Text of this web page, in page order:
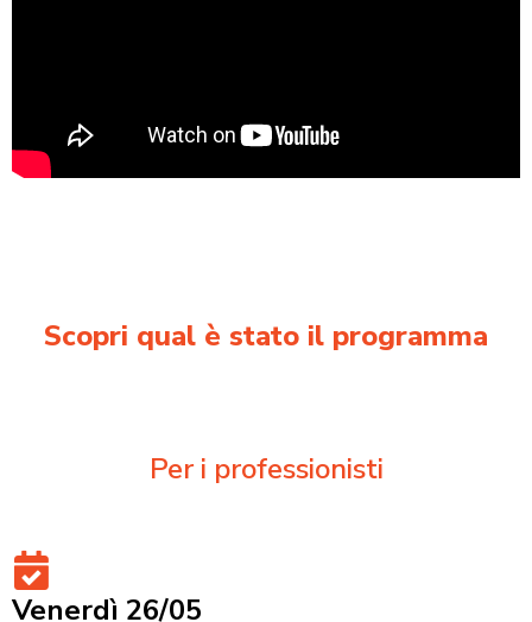
Scopri qual è stato il programma
Per i professionisti
Venerdì 26/05